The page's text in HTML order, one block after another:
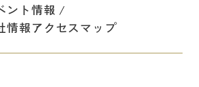
ント情報
情報アクセスマップ